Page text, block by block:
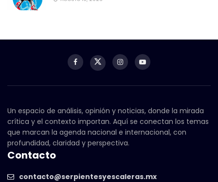
Un espacio de análisis, opinión y noticias, donde la mirada
crítica y el contexto importan. Aquí se conectan los temas
que marcan la agenda nacional e internacional, con
profundidad, claridad y perspectiva.
Contacto
contacto@serpientesyescaleras.mx